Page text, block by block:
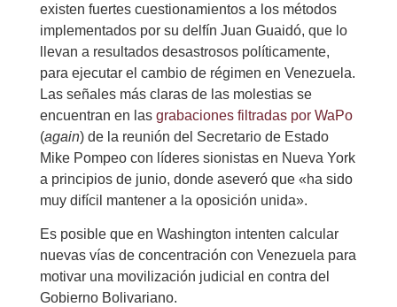
existen fuertes cuestionamientos a los métodos
implementados por su delfín Juan Guaidó, que lo
llevan a resultados desastrosos políticamente,
para ejecutar el cambio de régimen en Venezuela.
Las señales más claras de las molestias se
encuentran en las grabaciones filtradas por WaPo
(again) de la reunión del Secretario de Estado
Mike Pompeo con líderes sionistas en Nueva York
a principios de junio, donde aseveró que «ha sido
muy difícil mantener a la oposición unida».
Es posible que en Washington intenten calcular
nuevas vías de concentración con Venezuela para
motivar una movilización judicial en contra del
Gobierno Bolivariano.